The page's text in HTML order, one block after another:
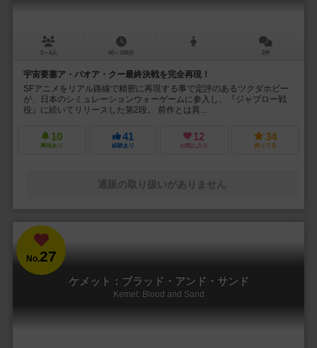
2～4人 60～180分 2件
宇宙要塞ア・バオア・クー最終決戦を完全再現！
SFアニメをリアル路線で精密に再現する事で定評のあるツクダホビー
が、日本のシミュレーションウォーゲームに参入し、『ジャブロー戦
役』に続いてリリースした第2段。 前作とは異...
10
興味あり
41
経験あり
12
お気に入り
34
持ってる
通販の取り扱いがありません
No.27
ケメット：ブラッド・アンド・サンド
Kemet: Blood and Sand